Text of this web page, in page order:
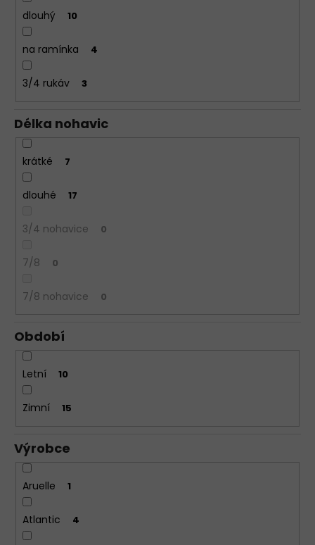
dlouhý 10
na ramínka 4
3/4 rukáv 3
Délka nohavic
krátké 7
dlouhé 17
3/4 nohavice 0
7/8 0
7/8 nohavice 0
Období
Letní 10
Zimní 15
Výrobce
Aruelle 1
Atlantic 4